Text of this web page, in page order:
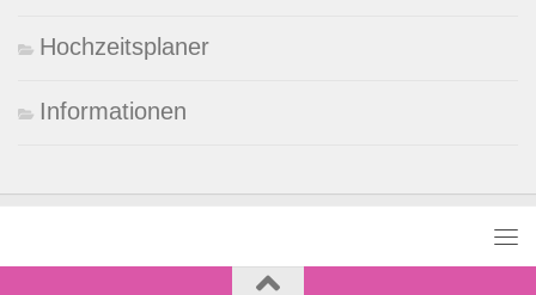
Hochzeitsplaner
Informationen